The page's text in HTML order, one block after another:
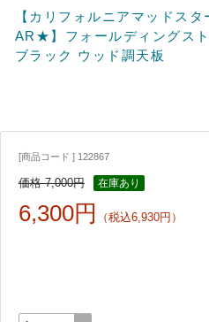
【カリフォルニアマッドス
AR★】フォールディングス
ブラック ウッド調天板
[商品コード ] 122867
価格 7,000円 在庫あり
6,300円 （税込6,930円）